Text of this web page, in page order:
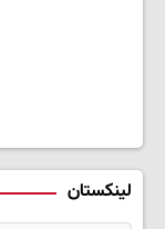
لینکستان